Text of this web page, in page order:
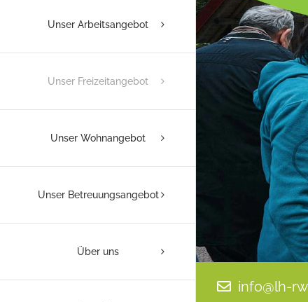
Unser Arbeitsangebot
Unser Freizeitangebot
Unser Wohnangebot
Unser Betreuungsangebot
Über uns
info@lh-